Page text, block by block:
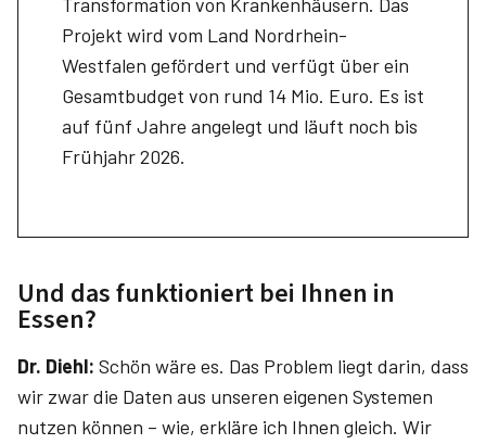
Projekt wird vom Land Nordrhein-
Westfalen gefördert und verfügt über ein
Gesamtbudget von rund 14 Mio. Euro. Es ist
auf fünf Jahre angelegt und läuft noch bis
Frühjahr 2026.
Und das funktioniert bei Ihnen in
Essen?
Dr. Diehl: Schön wäre es. Das Problem liegt darin, dass
wir zwar die Daten aus unseren eigenen Systemen
nutzen können – wie, erkläre ich Ihnen gleich. Wir